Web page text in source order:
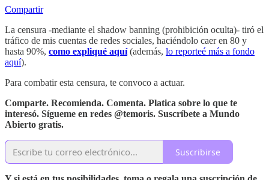
Compartir
La censura -mediante el shadow banning (prohibición oculta)- tiró el
tráfico de mis cuentas de redes sociales, haciéndolo caer en 80 y
hasta 90%, como expliqué aquí(además, lo reporteé más a fondo
aquí).
Para combatir esta censura, te convoco a actuar.
Comparte. Recomienda. Comenta. Platica sobre lo que te
interesó. Sígueme en redes @temoris. Suscríbete a Mundo
Abierto gratis.
Suscribirse